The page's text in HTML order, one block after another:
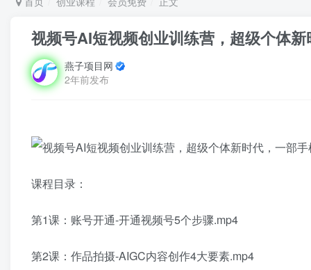
视频号AI短视频创业训练营，超级个体
燕子项目网
2年前发布
课程目录：
第1课：账号开通-开通视频号5个步骤.mp4
第2课：作品拍摄-AIGC内容创作4大要素.mp4